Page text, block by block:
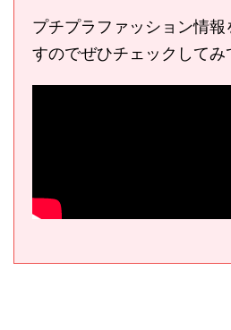
プチプラファッション情報
すのでぜひチェックして